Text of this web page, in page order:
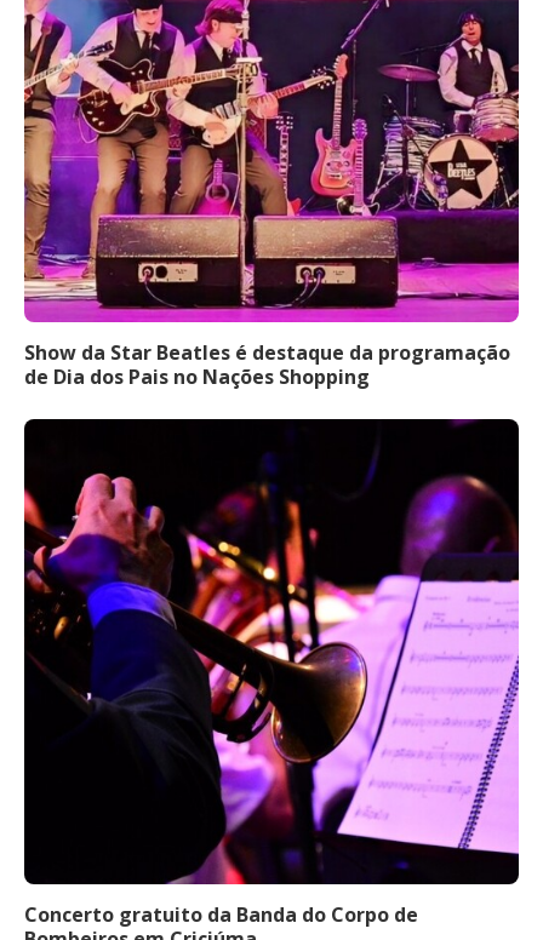
Show da Star Beatles é destaque da programação
de Dia dos Pais no Nações Shopping
Concerto gratuito da Banda do Corpo de